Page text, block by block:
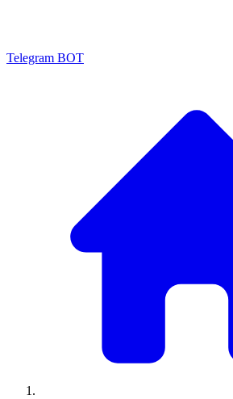
Telegram BOT